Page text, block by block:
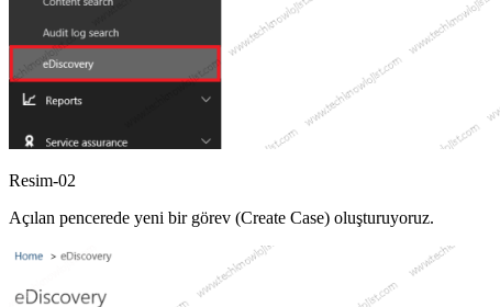
Resim-02
Açılan pencerede yeni bir görev (Create Case) oluşturuyoruz.